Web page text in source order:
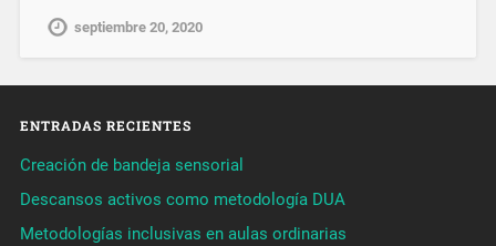
septiembre 20, 2020
ENTRADAS RECIENTES
Creación de bandeja sensorial
Descansos activos como metodología DUA
Metodologías inclusivas en aulas ordinarias